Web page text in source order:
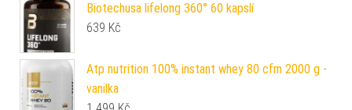
Biotechusa lifelong 360° 60 kapslí
639 Kč
Atp nutrition 100% instant whey 80 cfm 2000 g -
vanilka